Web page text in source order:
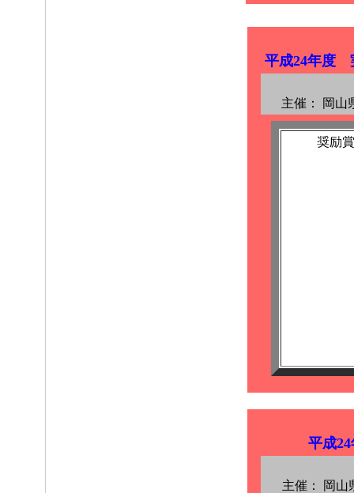
平成24年度
主催： 岡山
奨励
平成
主催：
岡山